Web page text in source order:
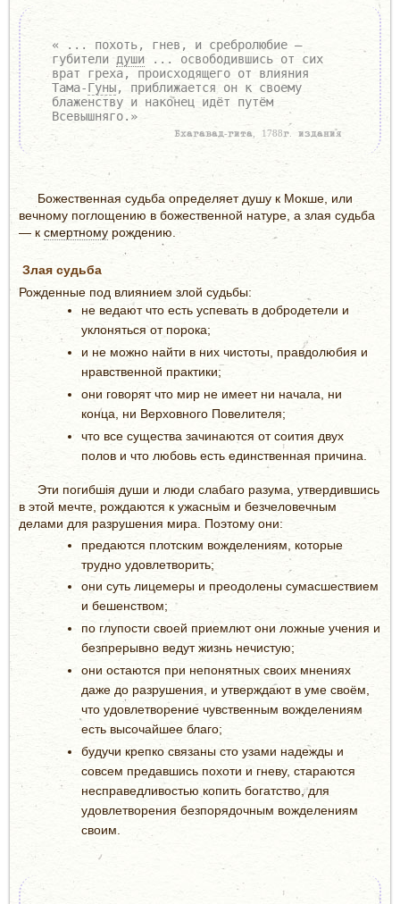
« ... похоть, гнев, и сребролюбие —
губители души ... освободившись от сих
врат греха, происходящего от влияния
Тама-Гуны, приближается он к своему
блаженству и наконец идёт путём
Всевышняго.»
Бхагавад-гита, 1788г. издания
Божественная судьба определяет душу к Мокше, или
вечному поглощению в божественной натуре, а злая судьба
— к смертному рождению.
Злая судьба
Рожденные под влиянием злой судьбы:
не ведают что есть успевать в добродетели и
уклоняться от порока;
и не можно найти в них чистоты, правдолюбия и
нравственной практики;
они говорят что мир не имеет ни начала, ни
конца, ни Верховного Повелителя;
что все существа зачинаются от соития двух
полов и что любовь есть единственная причина.
Эти погибшія души и люди слабаго разума, утвердившись
в этой мечте, рождаются к ужасным и безчеловечным
делами для разрушения мира. Поэтому они:
предаются плотским вожделениям, которые
трудно удовлетворить;
они суть лицемеры и преодолены сумасшествием
и бешенством;
по глупости своей приемлют они ложные учения и
безпрерывно ведут жизнь нечистую;
они остаются при непонятных своих мнениях
даже до разрушения, и утверждают в уме своём,
что удовлетворение чувственным вожделениям
есть высочайшее благо;
будучи крепко связаны сто узами надежды и
совсем предавшись похоти и гневу, стараются
несправедливостью копить богатство, для
удовлетворения безпорядочным вожделениям
своим.